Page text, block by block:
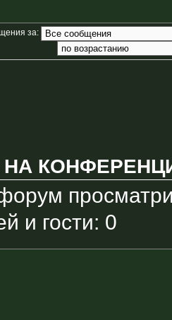
за:
НА
и гости: 0